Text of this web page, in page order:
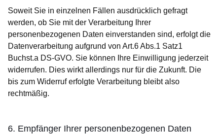
Soweit Sie in einzelnen Fällen ausdrücklich gefragt
werden, ob Sie mit der Verarbeitung Ihrer
personenbezogenen Daten einverstanden sind, erfolgt die
Datenverarbeitung aufgrund von Art.6 Abs.1 Satz1
Buchst.a DS-GVO. Sie können Ihre Einwilligung jederzeit
widerrufen. Dies wirkt allerdings nur für die Zukunft. Die
bis zum Widerruf erfolgte Verarbeitung bleibt also
rechtmäßig.
6. Empfänger Ihrer personenbezogenen Daten